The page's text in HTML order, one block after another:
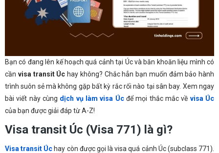
Bạn có đang lên kế hoạch quá cảnh tại Úc và băn khoăn liệu mình có
cần visa transit Úc hay không? Chắc hẳn bạn muốn đảm bảo hành
trình suôn sẻ mà không gặp bất kỳ rắc rối nào tại sân bay. Xem ngay
bài viết này cùng dịch vụ làm visa Úcđể mọi thắc mắc về visa Úc
của bạn được giải đáp từ A-Z!
Visa transit Úc (Visa 771) là gì?
Visa transit Úc hay còn được gọi là visa quá cảnh Úc (subclass 771).